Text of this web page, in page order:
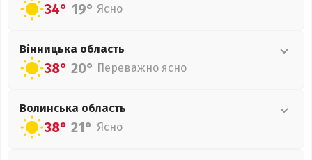
34° 19° Ясно
Вінницька область
38° 20° Переважно ясно
Волинська область
38° 21° Ясно